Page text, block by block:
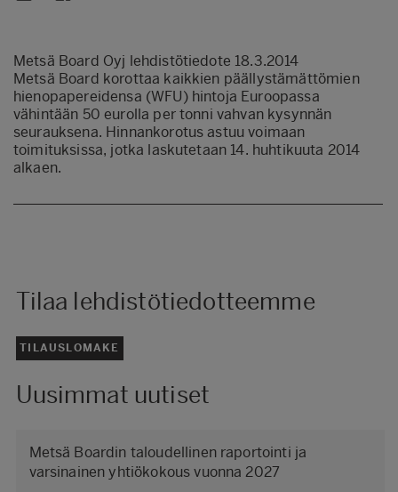
Metsä Board Oyj lehdistötiedote 18.3.2014
Metsä Board korottaa kaikkien päällystämättömien
hienopapereidensa (WFU) hintoja Euroopassa
vähintään 50 eurolla per tonni vahvan kysynnän
seurauksena. Hinnankorotus astuu voimaan
toimituksissa, jotka laskutetaan 14. huhtikuuta 2014
alkaen.
Tilaa lehdistötiedotteemme
TILAUSLOMAKE
Uusimmat uutiset
Metsä Boardin taloudellinen raportointi ja
varsinainen yhtiökokous vuonna 2027